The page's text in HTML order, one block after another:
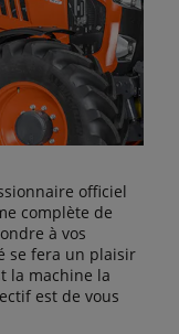
officiel
complète de
à vos
se fera un plaisir
la machine la
est de vous